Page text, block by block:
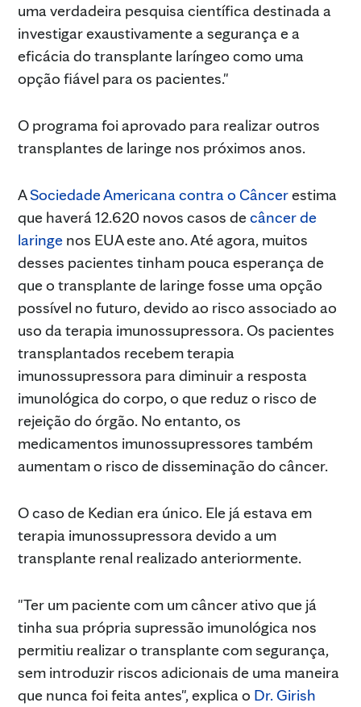
uma verdadeira pesquisa científica destinada a
investigar exaustivamente a segurança e a
eficácia do transplante laríngeo como uma
opção fiável para os pacientes."
O programa foi aprovado para realizar outros
transplantes de laringe nos próximos anos.
ASociedade Americana contra o Câncerestima
que haverá 12.620 novos casos decâncer de
laringe nos EUA este ano. Até agora, muitos
desses pacientes tinham pouca esperança de
que o transplante de laringe fosse uma opção
possível no futuro, devido ao risco associado ao
uso da terapia imunossupressora. Os pacientes
transplantados recebem terapia
imunossupressora para diminuir a resposta
imunológica do corpo, o que reduz o risco de
rejeição do órgão. No entanto, os
medicamentos imunossupressores também
aumentam o risco de disseminação do câncer.
O caso de Kedian era único. Ele já estava em
terapia imunossupressora devido a um
transplante renal realizado anteriormente.
"Ter um paciente com um câncer ativo que já
tinha sua própria supressão imunológica nos
permitiu realizar o transplante com segurança,
sem introduzir riscos adicionais de uma maneira
que nunca foi feita antes", explica o Dr. Girish